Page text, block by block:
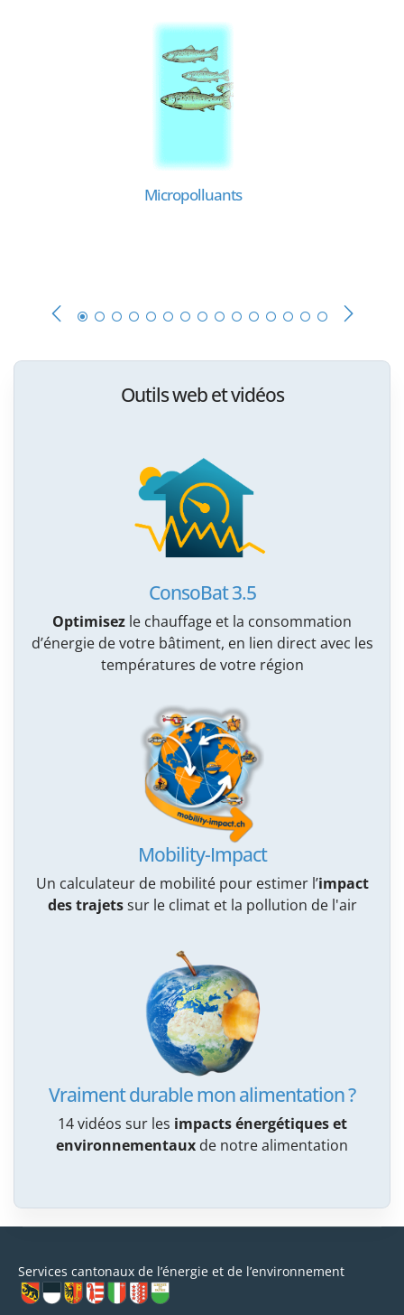
Micropolluants
Outils web et vidéos
ConsoBat 3.5
Optimisez le chauffage et la consommation
d’énergie de votre bâtiment, en lien direct avec les
températures de votre région
Mobility-Impact
Un calculateur de mobilité pour estimer l’impact
des trajetssur le climat et la pollution de l'air
Vraiment durable mon alimentation ?
14 vidéos sur les impacts énergétiques et
environnementaux de notre alimentation
Services cantonaux de l’énergie et de l’environnement